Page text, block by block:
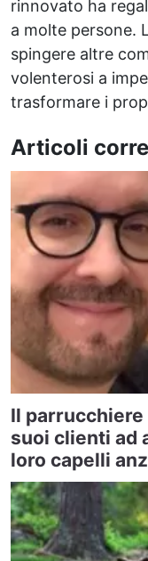
rinnovato ha
a molte persone.
spingere altre
volenterosi a
trasformare i
Articoli
Il
suoi clienti ad
loro capelli